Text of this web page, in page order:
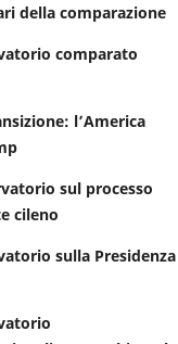
della comparazione
comparato
l’America
sul processo
cileno
sulla Presidenza